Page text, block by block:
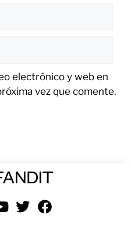
electrónico y web en
vez que comente.